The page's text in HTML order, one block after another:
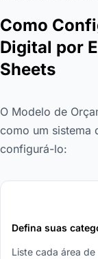
Como
Digital por
Sheets
O Modelo de
como um sistema
configurá-lo:
Defina suas
Liste cada área